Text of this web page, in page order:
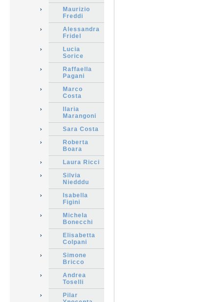
Maurizio
Freddi
Alessandra
Fridel
Lucia
Sorice
Raffaella
Pagani
Marco
Costa
Ilaria
Marangoni
Sara Costa
Roberta
Boara
Laura Ricci
Silvia
Niedddu
Isabella
Figini
Michela
Bonecchi
Elisabetta
Colpani
Simone
Bricco
Andrea
Toselli
Pilar